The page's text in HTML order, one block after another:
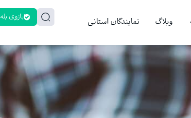
وبلاگ نمایندگان استانی بازوی بله